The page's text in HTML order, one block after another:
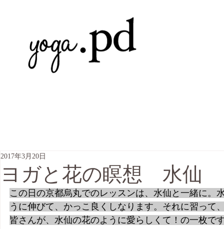
ヨガと花の瞑想 水仙
2017年3月20日
この日の京都烏丸でのレッスンは、水仙と一緒に。
うに伸びて、かっこ良くしなります。それに習って
皆さんが、水仙の花のように愛らしくて！の一枚で